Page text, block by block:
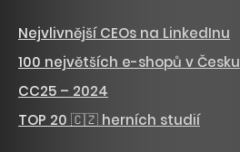
Nejvlivnější CEOs na LinkedInu
100 největších e-shopů v Česku
CC25 – 2024
TOP 20 🇨🇿 herních studií